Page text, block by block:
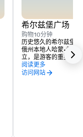
希尔兹堡广场
购物10分钟
历史悠久的希尔兹堡
俄州本地人哈蒙·希尔
立，是游客的重要接
酒体验、住宿和活动
实际上，你可以花几
阅读更多
访问网站